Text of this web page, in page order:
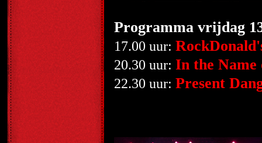
Programma vrijdag
17.00 uur:
20.30 uur: In the Name
22.30 uur: Present